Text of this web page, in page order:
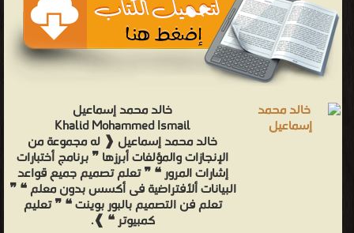
خالد محمد إسماعيل
Khalid Mohammed Ismail
خالد محمد إسماعيل ❰ له مجموعة من
الإنجازات والمؤلفات أبرزها ❞ برنامج أختبارات
إشارات المرور ❝ ❞ تعلم تصميم جميع قواعد
البيانات ألأفتراضية فى أكسس بدون معلم ❝ ❞
تعلم فن التصميم بالبور بوينت ❝ ❞ تعليم
كمبيوتر ❝ ❱.